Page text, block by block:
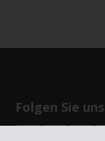
Folgen Sie